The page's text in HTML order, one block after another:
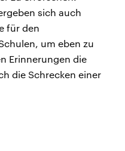
sich auch
für den
um eben zu
Erinnerungen die
die Schrecken einer